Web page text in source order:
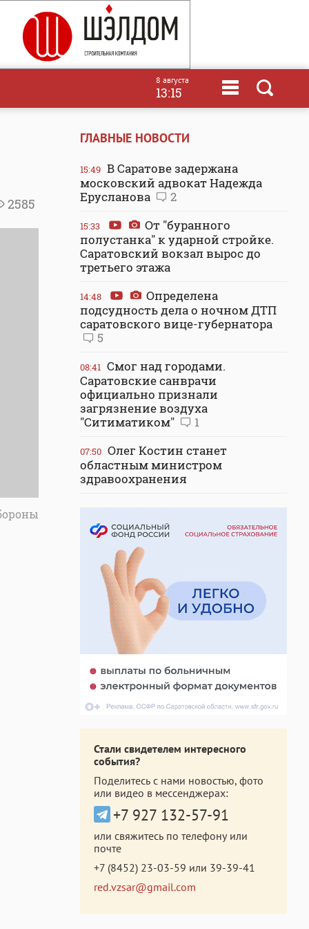
8 августа
13:15
2585
ГЛАВНЫЕ НОВОСТИ
15:49 В Саратове задержана
московский адвокат Надежда
Ерусланова
2
15:33
От "буранного
полустанка" к ударной стройке.
Саратовский вокзал вырос до
третьего этажа
14:48
Определена
подсудность дела о ночном ДТП
саратовского вице-губернатора
5
08:41 Смог над городами.
Саратовские санврачи
официально признали
загрязнение воздуха
"Ситиматиком"
1
07:50 Олег Костин станет
областным министром
здравоохранения
Стали свидетелем интересного
события?
Поделитесь с нами новостью, фото
или видео в мессенджерах:
+7 927 132-57-91
или свяжитесь по телефону или
почте
+7 (8452) 23-03-59 или 39-39-41
red.vzsar@gmail.com